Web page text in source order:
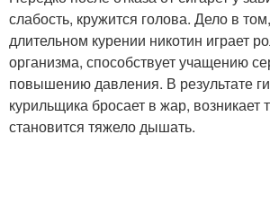
слабость, кружится голова. Дело в
длительном курении никотин играет
организма, способствует учащению
повышению давления. В результате
курильщика бросает в жар, возникает
становится тяжело дышать.